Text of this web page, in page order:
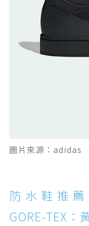
GORE-
全天候越野
防水鞋推
感軟彈、
Boot：馬汀
防水鞋
異大底與全
圖片來源：adidas
防水鞋推薦
GORE-TEX：